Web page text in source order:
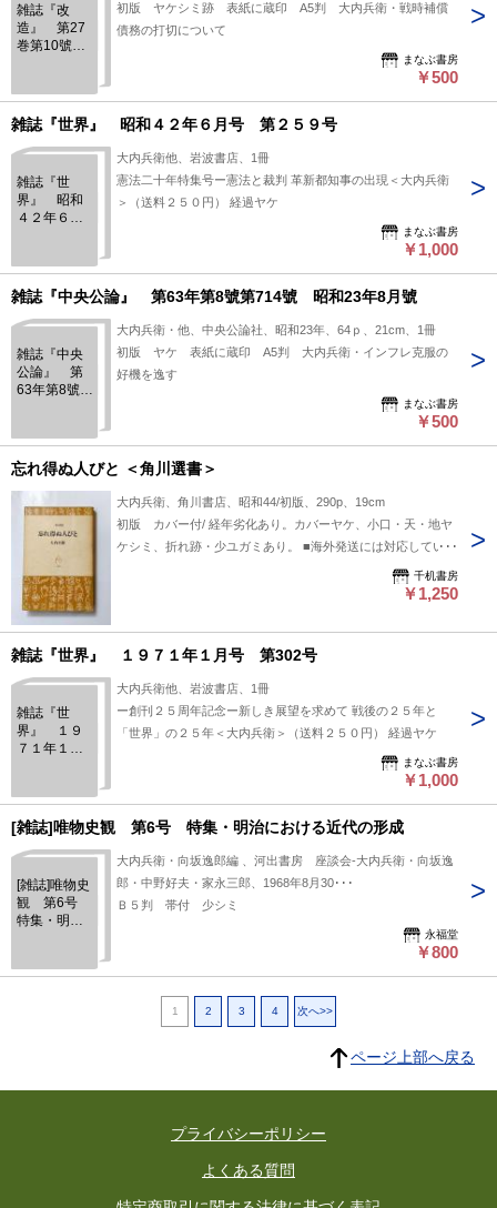
雑誌『改
造』 第27
巻第10號
初版 ヤケシミ跡 表紙に蔵印 A5判 大内兵衛・戦時補償
債務の打切について
まなぶ書房
￥500
雑誌『世界』 昭和４２年６月号 第２５９号
雑誌『世
界』 昭和
４２年６月
大内兵衛他、岩波書店、1冊
憲法二十年特集号ー憲法と裁判 革新都知事の出現＜大内兵衛
＞（送料２５０円） 経過ヤケ
まなぶ書房
￥1,000
雑誌『中央公論』 第63年第8號第714號 昭和23年8月號
雑誌『中央
公論』 第
63年第8號第
大内兵衛・他、中央公論社、昭和23年、64ｐ、21cm、1冊
初版 ヤケ 表紙に蔵印 A5判 大内兵衛・インフレ克服の
好機を逸す
まなぶ書房
￥500
忘れ得ぬ人びと ＜角川選書＞
大内兵衛、角川書店、昭和44/初版、290p、19cm
初版 カバー付/ 経年劣化あり。カバーヤケ、小口・天・地ヤ
ケシミ、折れ跡・少ユガミあり。 ■海外発送には対応していま
千机書房
￥1,250
雑誌『世界』 １９７１年１月号 第302号
雑誌『世
界』 １９
７１年１月
大内兵衛他、岩波書店、1冊
ー創刊２５周年記念ー新しき展望を求めて 戦後の２５年と
「世界」の２５年＜大内兵衛＞（送料２５０円） 経過ヤケ
まなぶ書房
￥1,000
[雑誌]唯物史観 第6号 特集・明治における近代の形成
[雑誌]唯物史
観 第6号
特集・明治
大内兵衛・向坂逸郎編 、河出書房 座談会-大内兵衛・向坂逸
郎・中野好夫・家永三郎、1968年8月30･･･
Ｂ５判 帯付 少シミ
永福堂
￥800
1 2 3 4 次へ>>
ページ上部へ戻る
プライバシーポリシー
よくある質問